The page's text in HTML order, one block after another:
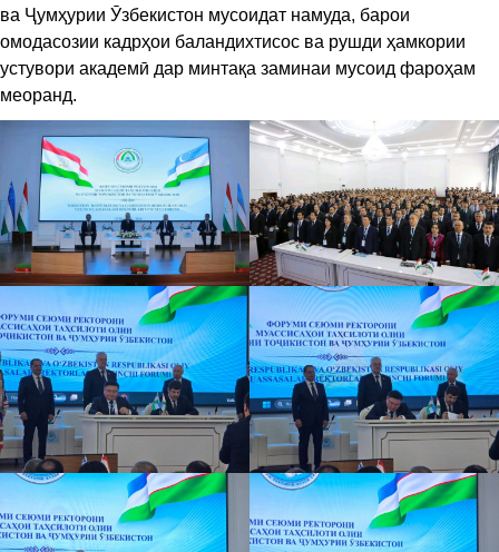
ва Ҷумҳурии Ӯзбекистон мусоидат намуда, барои
омодасозии кадрҳои баландихтисос ва рушди ҳамкории
устувори академӣ дар минтақа заминаи мусоид фароҳам
меоранд.